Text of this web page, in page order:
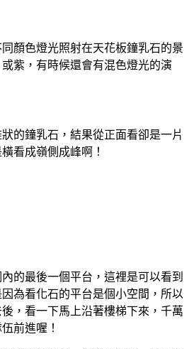
顏色燈光照射在天花板鐘乳石的景
紫，有時候還會有混色燈光的演
的鐘乳石，結果從正面看卻是一片
看成嶺側成峰啊！
的最後一個平台，這裡是可以看到
為看化石的平台是個小空間，所以
，看一下馬上沿著樓梯下來，千萬
前進喔！